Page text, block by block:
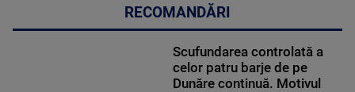
RECOMANDĂRI
Scufundarea controlată a
celor patru barje de pe
Dunăre continuă. Motivul